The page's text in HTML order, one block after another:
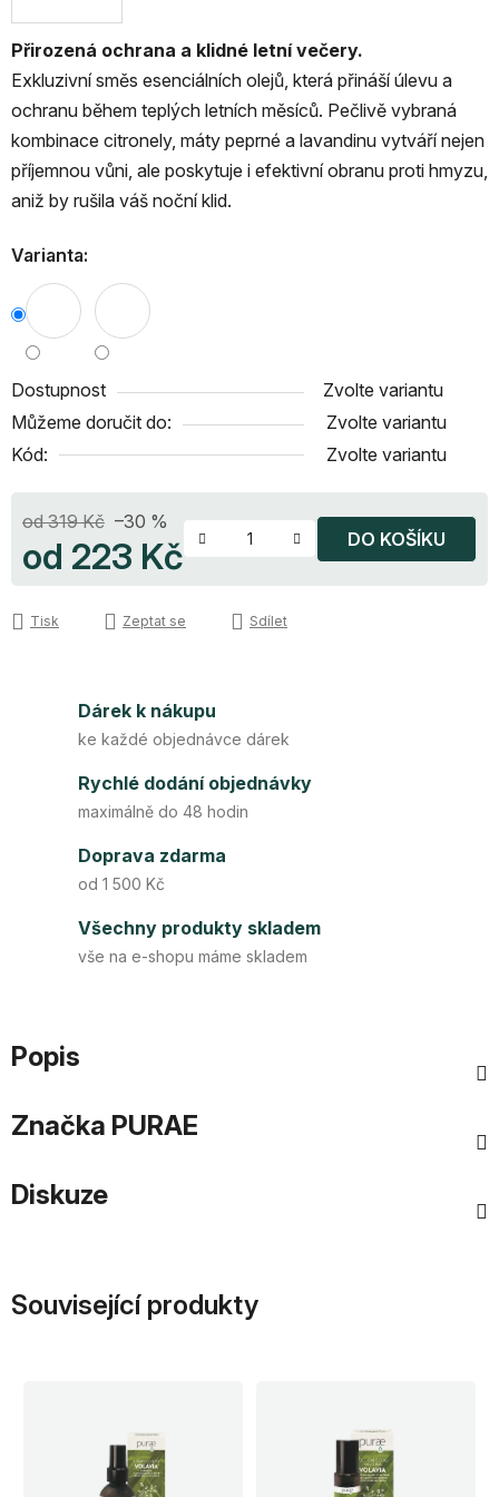
Přirozená ochrana a klidné letní večery.
Exkluzivní směs esenciálních olejů, která přináší úlevu a
ochranu během teplých letních měsíců. Pečlivě vybraná
kombinace citronely, máty peprné a lavandinu vytváří nejen
příjemnou vůni, ale poskytuje i efektivní obranu proti hmyzu,
aniž by rušila váš noční klid.
Varianta:
Dostupnost
Zvolte variantu
Můžeme doručit do:
Zvolte variantu
Kód:
Zvolte variantu
od 319 Kč –30 %
od 223 Kč DO KOŠÍKU
Tisk Zeptat se Sdílet
Dárek k nákupu
ke každé objednávce dárek
Rychlé dodání objednávky
maximálně do 48 hodin
Doprava zdarma
od 1 500 Kč
Všechny produkty skladem
vše na e-shopu máme skladem
Popis
Značka PURAE
Diskuze
Související produkty